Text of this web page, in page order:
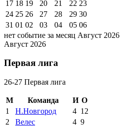
17 18 19 20 21 22 23
24 25 26 27 28 29 30
31 01 02 03 04 05 06
нет событие за месяц Август 2026
Август 2026
Первая лига
26-27 Первая лига
М Команда И О
1
Н.Новгород 4 12
2
Велес 4 9